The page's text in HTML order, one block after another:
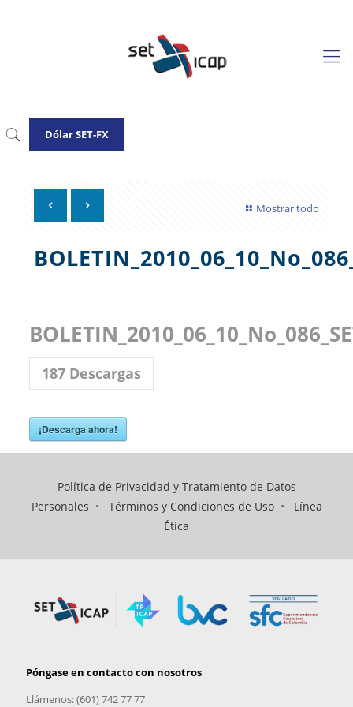
Dólar SET-FX
Mostrar todo
187Descargas
¡Descarga ahora!
Política de Privacidad y Tratamiento de Datos
Personales • Términos y Condiciones de Uso• Línea
Ética
Póngase en contacto con nosotros
Llámenos: (601) 742 77 77